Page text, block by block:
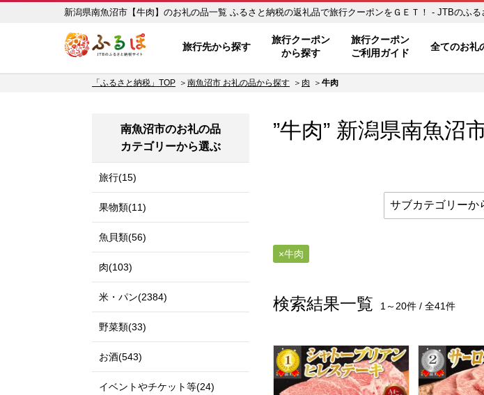
新潟県南魚沼市【牛肉】のお礼の品一覧 ふるさと納税の返礼品で旅行クーポンをＧＥＴ！
旅行先から探す
旅行クーポン
から探す
旅行クーポン
ご利用ガイド
全てのお礼
「ふるさと納税」TOP 南魚沼市 お礼の品から探す 肉 牛肉
”牛肉” 新潟県南魚沼
牛肉
検索結果一覧 1～20件 / 全41件
南魚沼市のお礼の品
カテゴリーから選ぶ
旅行(15)
果物類(11)
魚貝類(56)
肉(103)
米・パン(2384)
野菜類(33)
お酒(543)
イベントやチケット等(24)